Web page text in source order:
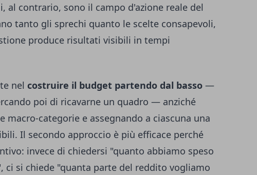
al contrario, sono il campo d'azione reale del
tanto gli sprechi quanto le scelte consapevoli,
produce risultati visibili in tempi
nel costruire il budget partendo dal basso —
poi di ricavarne un quadro — anziché
macro-categorie e assegnando a ciascuna una
Il secondo approccio è più efficace perché
invece di chiedersi "quanto abbiamo speso
ci si chiede "quanta parte del reddito vogliamo